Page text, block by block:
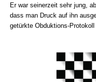
Er war seinerzeit sehr jung,
dass man Druck auf ihn
getürkte Obduktions-